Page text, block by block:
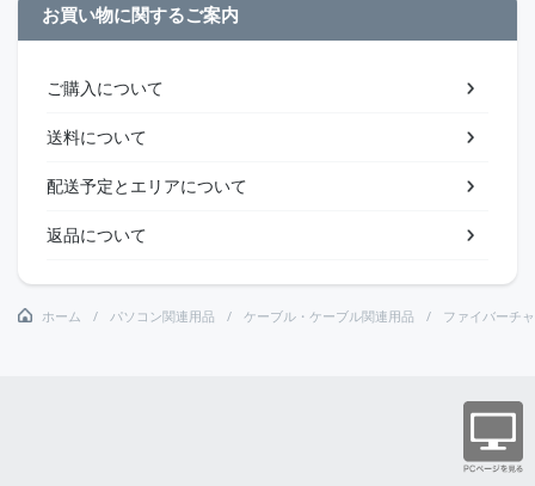
お買い物に関するご案内
ご購入について
送料について
配送予定とエリアについて
返品について
ホーム パソコン関連用品 ケーブル・ケーブル関連用品 ファイバーチ